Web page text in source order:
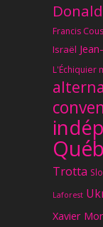
Francis
Israël
L'Échiquier
Trotta
Laforest
Xavier